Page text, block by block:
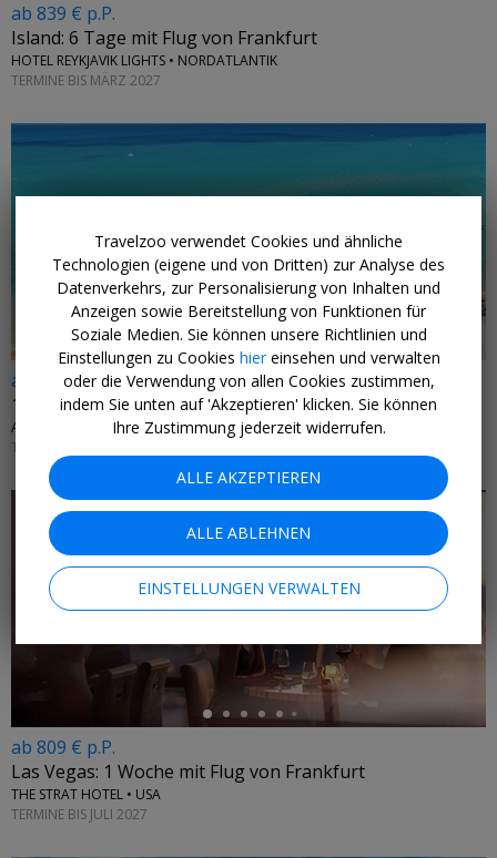
ab 839 € p.P.
Island: 6 Tage mit Flug von Frankfurt
HOTEL REYKJAVIK LIGHTS • NORDATLANTIK
TERMINE BIS MÄRZ 2027
ab 529 € p.P.
1 Woche Chalkidiki inkl. Flug von Stuttgart
AMMON ZEUS HOTEL • GRIECHENLAND
TERMINE AB 18. AUGUST BIS 31. OKTOBER 2026
←
ab 809 € p.P.
Las Vegas: 1 Woche mit Flug von Frankfurt
THE STRAT HOTEL • USA
TERMINE BIS JULI 2027
Travelzoo verwendet Cookies und ähnliche
Technologien (eigene und von Dritten) zur Analyse des
Datenverkehrs, zur Personalisierung von Inhalten und
Anzeigen sowie Bereitstellung von Funktionen für
Soziale Medien. Sie können unsere Richtlinien und
Einstellungen zu Cookies hiereinsehen und verwalten
oder die Verwendung von allen Cookies zustimmen,
indem Sie unten auf 'Akzeptieren' klicken. Sie können
Ihre Zustimmung jederzeit widerrufen.
ALLE AKZEPTIEREN
ALLE ABLEHNEN
EINSTELLUNGEN VERWALTEN